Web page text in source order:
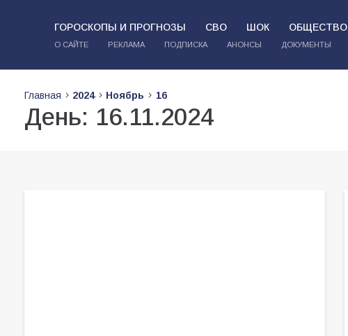
ГОРОСКОПЫ И ПРОГНОЗЫ СВО ШОК ОБЩЕСТВО
О САЙТЕ РЕКЛАМА ПОДПИСКА АНОНСЫ ДОКУМЕНТЫ
Главная 2024 Ноябрь 16
День: 16.11.2024